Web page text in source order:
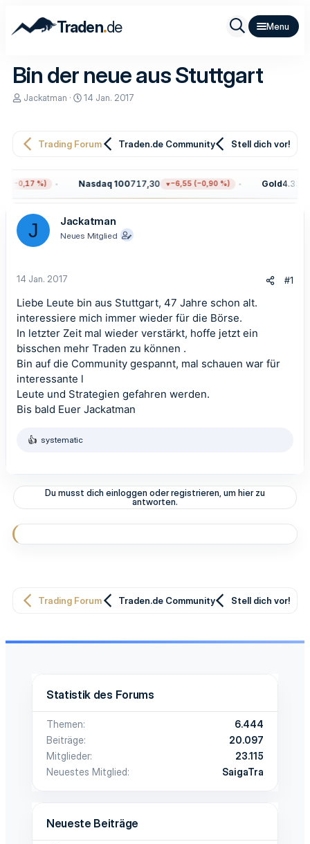
Traden.de
Bin der neue aus Stuttgart
E
e
r
Jackatman
E
e
a
m
14 Jan. 2017
Trading Forum Traden.de Community Stell dich vor!
(−0,17 %) Nasdaq 100717,30 −6,55 (−0,90 %) Gold
J Jackatman
Neues Mitglied
14 Jan. 2017 #1
Liebe Leute bin aus Stuttgart, 47 Jahre schon alt.
interessiere mich immer wieder für die Börse.
In letzter Zeit mal wieder verstärkt, hoffe jetzt ein
bisschen mehr Traden zu können .
Bin auf die Community gespannt, mal schauen war für
interessante l
Leute und Strategien gefahren werden.
Bis bald Euer Jackatman
R
t
o
n
n
systematic
Du musst dich einloggen oder registrieren, um hier zu
antworten.
Trading Forum Traden.de Community Stell dich vor!
Statistik des Forums
Themen
6.444
Beiträge
20.097
Mitglieder
23.115
Neuestes Mitglied
SaigaTra
Neueste Beiträge